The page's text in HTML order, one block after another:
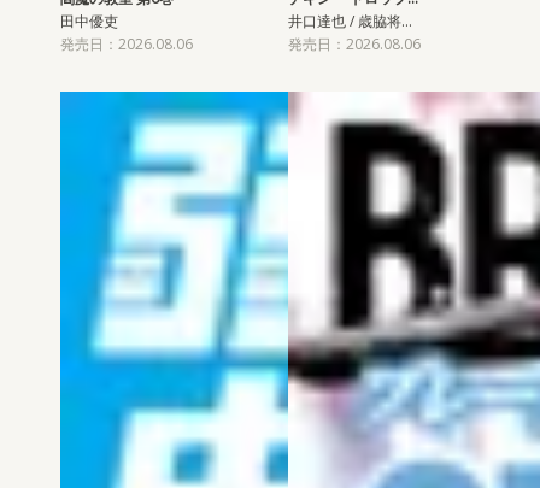
田中優吏
発売日：2026.08.06
井口達也 / 歳脇将…
発売日：2026.08.06